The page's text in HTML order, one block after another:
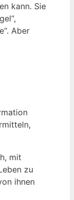
kann. Sie
Aber
mit
zu
ihnen